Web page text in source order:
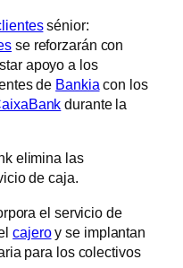
sénior:
se reforzarán con
apoyo a los
de Bankia con los
durante la
elimina las
de caja.
el servicio de
cajeroy se implantan
para los colectivos